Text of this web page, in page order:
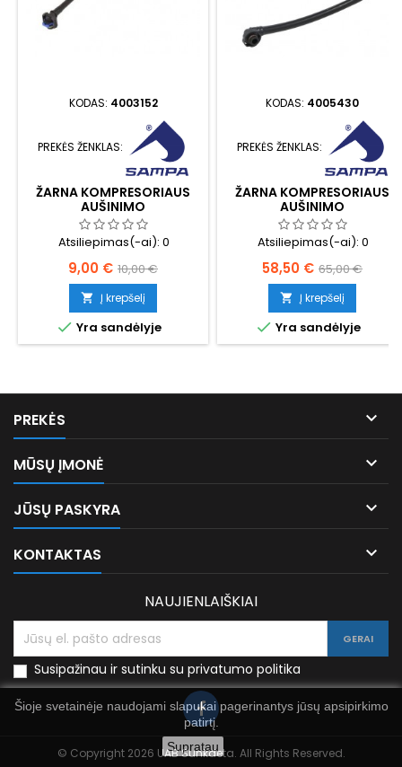
KODAS: 4003152
PREKĖS ŽENKLAS:
ŽARNA KOMPRESORIAUS
AUŠINIMO
Atsiliepimas(-ai): 0
Kaina
9,00 € Bazinė
kaina
10,00 €
 Į krepšelį
 Yra sandėlyje
KODAS: 4005430
PREKĖS ŽENKLAS:
ŽARNA KOMPRESORIAUS
AUŠINIMO
Atsiliepimas(-ai): 0
Kaina
58,50 € Bazinė
kaina
65,00 €
 Į krepšelį
 Yra sandėlyje
PREKĖS 
MŪSŲ ĮMONĖ 
JŪSŲ PASKYRA 
KONTAKTAS 
Šioje svetainėje naudojami slapukai pagerinantys jūsų apsipirkimo
patirtį.
Supratau
NAUJIENLAIŠKIAI
Susipažinau ir sutinku su privatumo politika
© Copyright 2026 UAB Sunkdeta. All Rights Reserved.